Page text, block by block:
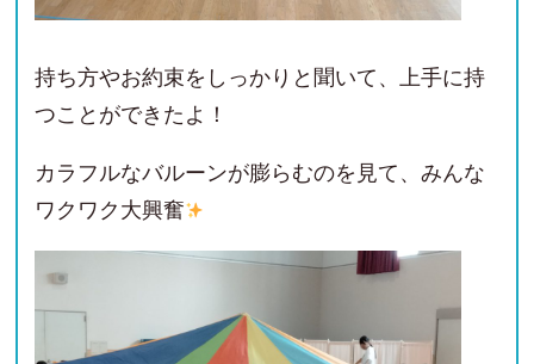
持ち方やお約束をしっかりと聞いて、上手に持
つことができたよ！
カラフルなバルーンが膨らむのを見て、みんな
ワクワク大興奮